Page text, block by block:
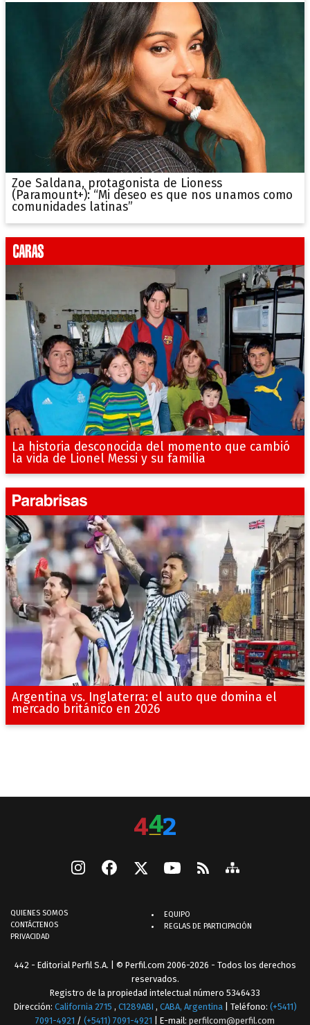
Zoe Saldana, protagonista de Lioness
(Paramount+): “Mi deseo es que nos unamos como
comunidades latinas”
La historia desconocida del momento que cambió
la vida de Lionel Messi y su familia
Argentina vs. Inglaterra: el auto que domina el
mercado británico en 2026
QUIENES SOMOS
CONTÁCTENOS
PRIVACIDAD
EQUIPO
REGLAS DE PARTICIPACIÓN
442 - Editorial Perfil S.A. | © Perfil.com 2006-2026 - Todos los derechos
reservados.
Registro de la propiedad intelectual número 5346433
Dirección: California 2715 , C1289ABI , CABA, Argentina | Teléfono: (+5411)
7091-4921 / (+5411) 7091-4921 | E-mail: perfilcom@perfil.com